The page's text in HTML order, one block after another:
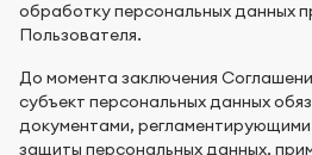
обработку персональных данных
Пользователя.
До момента заключения
субъект персональных данных
документами,
защиты персональных данных,